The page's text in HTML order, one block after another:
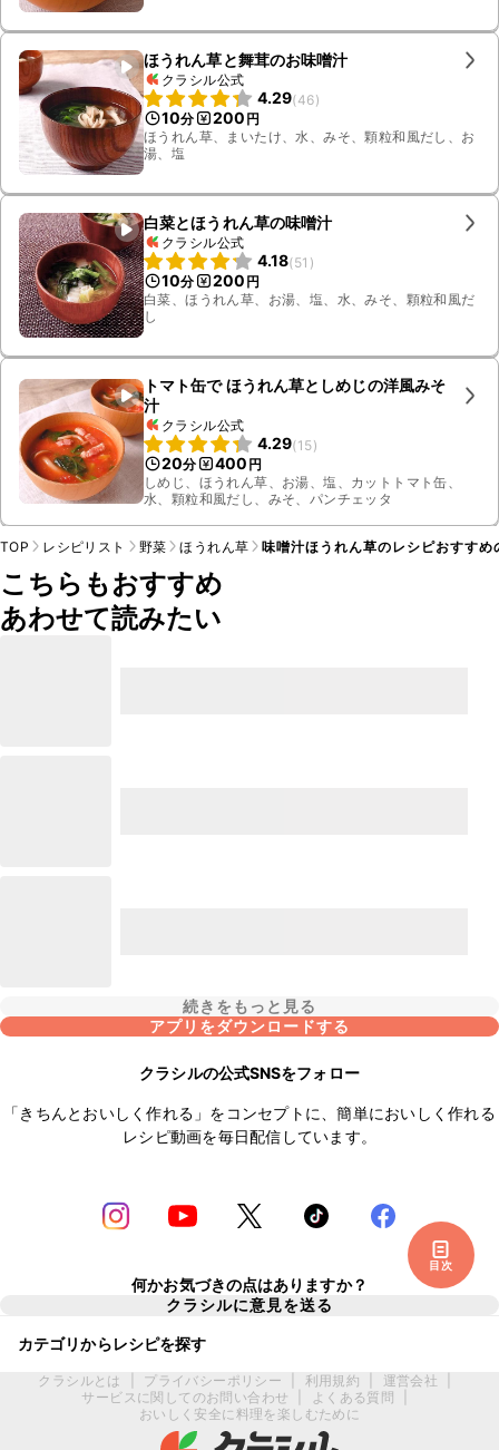
ほうれん草と舞茸のお味噌汁
クラシル公式
4.29(46)
10分 200 円
ほうれん草、まいたけ、水、みそ、顆粒和風だし、お
湯、塩
白菜とほうれん草の味噌汁
クラシル公式
4.18(51 )
10分 200 円
白菜、ほうれん草、お湯、塩、水、みそ、顆粒和風だ
し
トマト缶で ほうれん草としめじの洋風みそ
汁
クラシル公式
4.29(15)
20分 400 円
しめじ、ほうれん草、お湯、塩、カットトマト缶、
水、顆粒和風だし、みそ、パンチェッタ
目次
TOP レシピリスト 野菜 ほうれん草 味噌汁ほうれん草のレシピおすす
こちらもおすすめ
あわせて読みたい
続きをもっと見る
アプリをダウンロードする
クラシルの公式SNSをフォロー
「きちんとおいしく作れる」をコンセプトに、簡単においしく作れる
レシピ動画を毎日配信しています。
何かお気づきの点はありますか？
クラシルに意見を送る
カテゴリからレシピを探す
クラシルとは プライバシーポリシー 利用規約 運営会社
サービスに関してのお問い合わせ
よくある質問
おいしく安全に料理を楽しむために